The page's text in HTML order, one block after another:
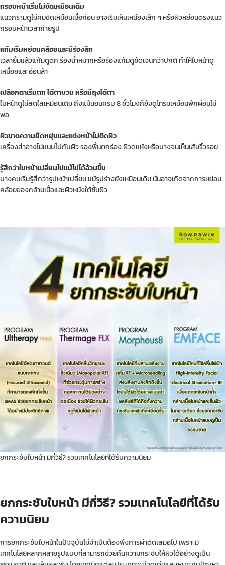
กรอบหน้าเริ่มไม่ชัดเหมือนเดิม
แนวกรามดูไม่คมชัดเหมือนเมื่อก่อน อาจเริ่มเห็นเหนียงเล็ก ๆ หรือผิวหย่อนตรงแนว
กรอบหน้าเวลาถ่ายรูป
แก้มเริ่มหย่อนคล้อยและมีร่องลึก
เวลายิ้มแล้วแก้มดูตก ร่องน้ำหมากหรือร่องแก้มดูชัดเจนกว่าปกติ ทำให้ใบหน้าดู
เหนื่อยและอ่อนล้า
เปลือกตาเริ่มตก ใต้ตาบวม หรือมีถุงใต้ตา
ใบหน้าดูไม่สดใสเหมือนเดิม ถึงแม้นอนครบ 8 ชั่วโมงก็ยังดูโทรมเหมือนพักผ่อนไม่
พอ
ผิวขาดความยืดหยุ่นและแต่งหน้าไม่ติดผิว
เครื่องสำอางไม่แนบไปกับผิว รองพื้นตกร่อง ผิวดูแห้งหรือบางจนเห็นเส้นริ้วรอย
รู้สึกว่าใบหน้าเปลี่ยนไปแม้ไม่ได้อ้วนขึ้น
บางคนเริ่มรู้สึกว่ารูปหน้าเปลี่ยน แม้รูปร่างยังเหมือนเดิม นั่นอาจเกิดจากการหย่อน
คล้อยของกล้ามเนื้อและผิวหนังใต้ชั้นผิว
ยกกระชับใบหน้า มีกี่วิธี? รวมเทคโนโลยีที่ได้รับความนิยม
ยกกระชับใบหน้า มีกี่วิธี? รวมเทคโนโลยีที่ได้รับ
ความนิยม
การยกกระชับใบหน้าในปัจจุบันไม่จำเป็นต้องพึ่งการผ่าตัดเสมอไป เพราะมี
เทคโนโลยีหลากหลายรูปแบบที่สามารถช่วยคืนความกระชับให้ผิวได้อย่างดูเป็น